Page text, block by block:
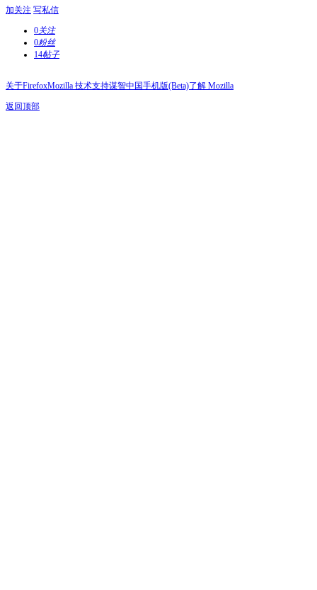
加关注 写私信
0关注
0粉丝
14帖子
关于FirefoxMozilla 技术支持谋智中国手机版(Beta)了解 Mozilla
返回顶部